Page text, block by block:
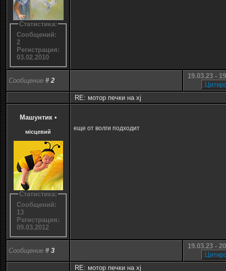
Статистика:
Сообщений:
2
Регистрация:
03.02.2010
Сообщение # 2
19.03.23 -
RE: мотор печки на xj
Машунтик •
місцевий
Статистика:
Сообщений:
13
Регистрация:
09.03.2012
еще от волги подходит
Сообщение # 3
19.03.23 -
RE: мотор печки на xj